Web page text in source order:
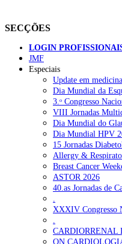
RECENTES
Quase 11.900 jovens
ULS de Coimbra estreia
Enfermeiros exigem
Ordem dos Médicos alerta
Portugal está a formar os
SECÇÕES
LOGIN
JMF
Especiais
Update em
Dia Mundial da
3.ᵒ Congresso
VIII Jornadas
Dia Mundial do
Dia Mundial HPV
15 Jornadas
Allergy &
Breast Cancer
ASTOR 2026
40.as Jornadas de
.
XXXIV Congresso
.
CARDIORRENAL
ON